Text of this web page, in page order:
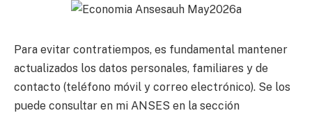
Para evitar contratiempos, es fundamental mantener
actualizados los datos personales, familiares y de
contacto (teléfono móvil y correo electrónico). Se los
puede consultar en mi ANSES en la sección